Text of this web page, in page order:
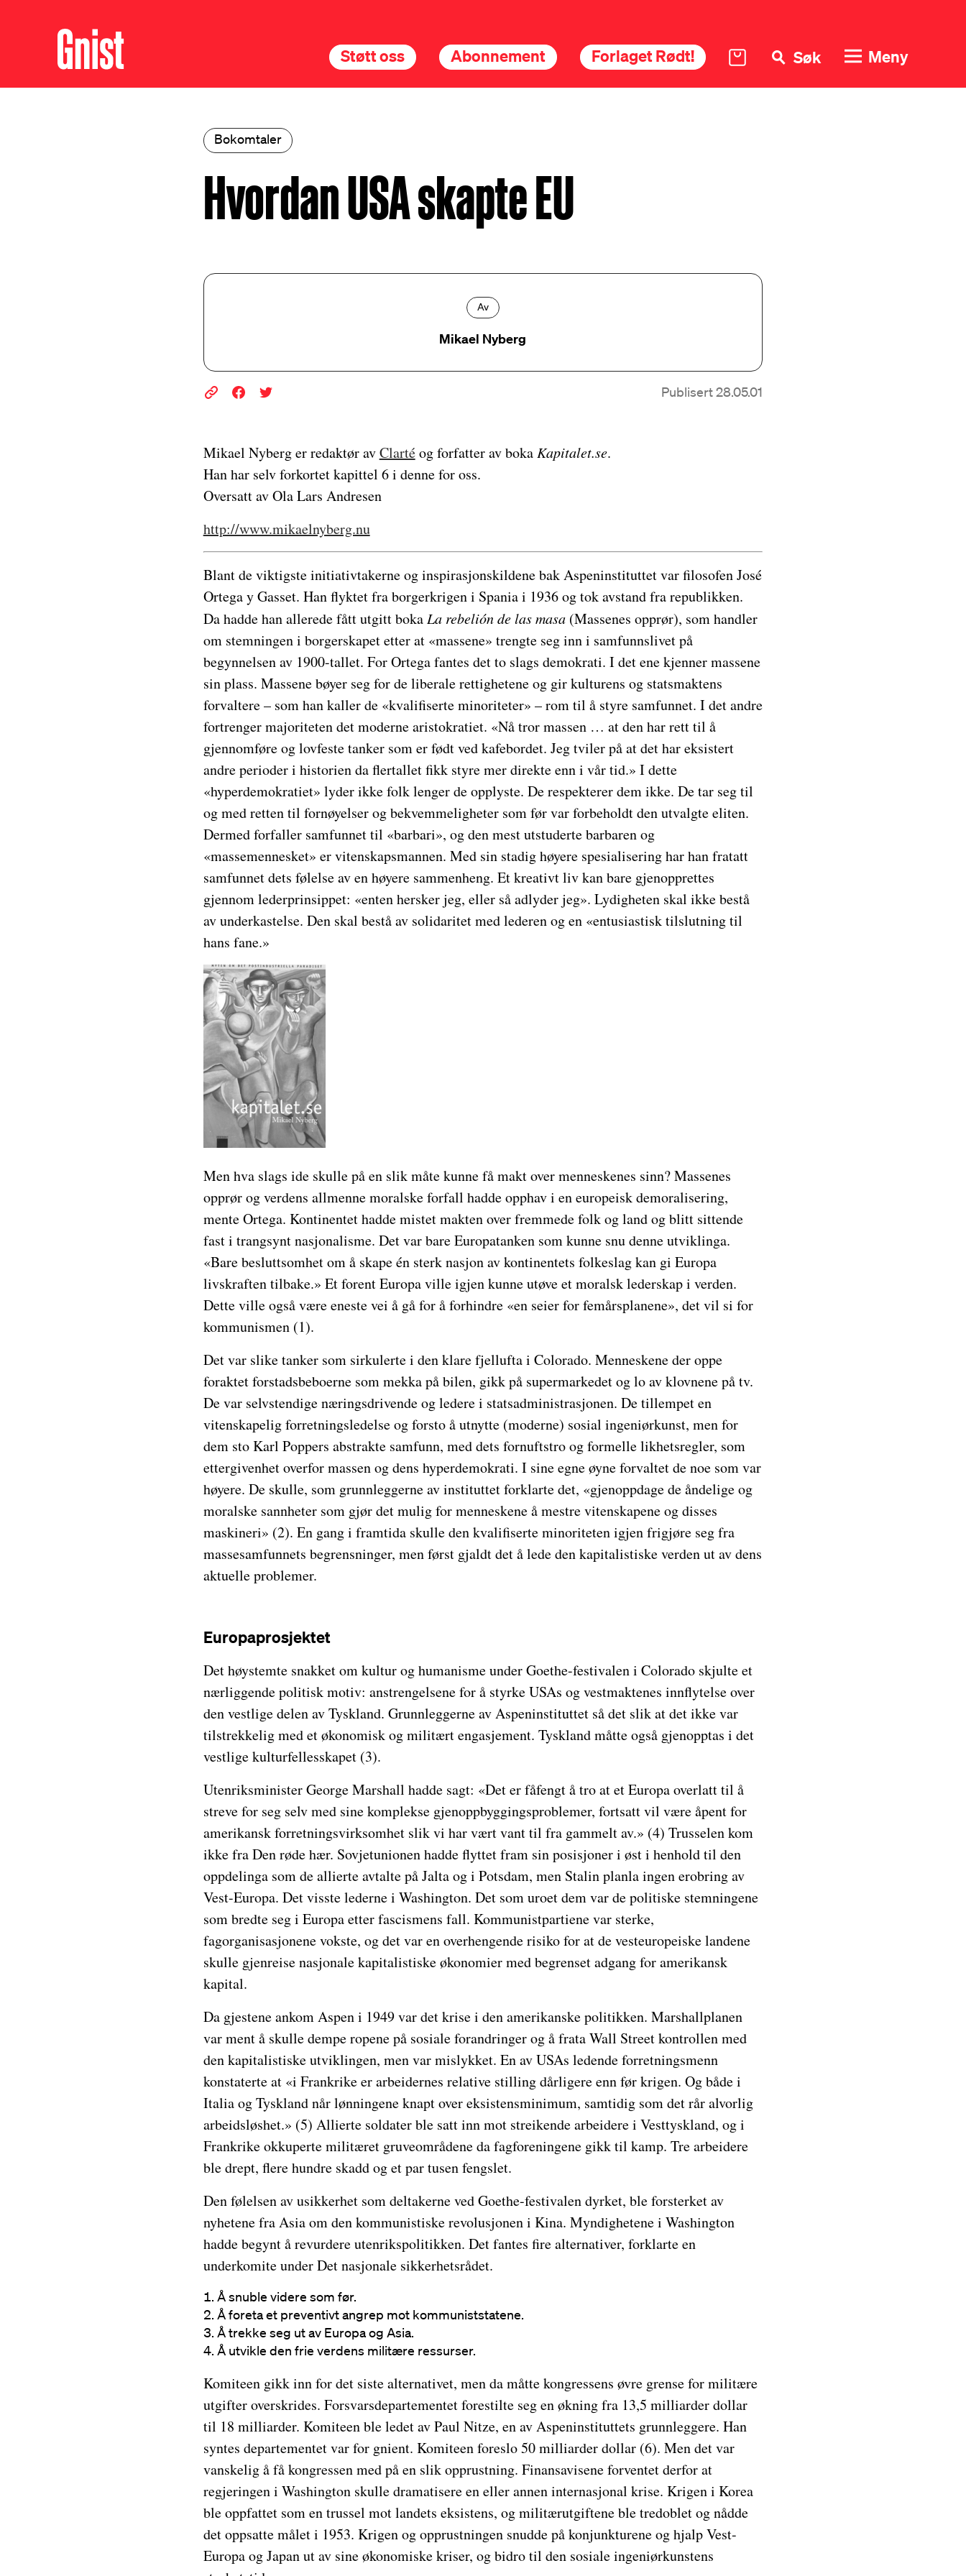
Støtt oss Abonnement Forlaget Rødt! Søk Meny
Bokomtaler
Hvordan USA skapte EU
Av
Mikael Nyberg
Publisert 28.05.01
Mikael Nyberg er redaktør avClartéog forfatter av boka Kapitalet.se.
Han har selv forkortet kapittel 6 i denne for oss.
Oversatt av Ola Lars Andresen
http://www.mikaelnyberg.nu
Blant de viktigste initiativtakerne og inspirasjonskildene bak Aspeninstituttet var filosofen José
Ortega y Gasset. Han flyktet fra borgerkrigen i Spania i 1936 og tok avstand fra republikken.
Da hadde han allerede fått utgitt boka La rebelión de las masa(Massenes opprør), som handler
om stemningen i borgerskapet etter at «massene» trengte seg inn i samfunnslivet på
begynnelsen av 1900-tallet. For Ortega fantes det to slags demokrati. I det ene kjenner massene
sin plass. Massene bøyer seg for de liberale rettighetene og gir kulturens og statsmaktens
forvaltere – som han kaller de «kvalifiserte minoriteter» – rom til å styre samfunnet. I det andre
fortrenger majoriteten det moderne aristokratiet. «Nå tror massen … at den har rett til å
gjennomføre og lovfeste tanker som er født ved kafebordet. Jeg tviler på at det har eksistert
andre perioder i historien da flertallet fikk styre mer direkte enn i vår tid.» I dette
«hyperdemokratiet» lyder ikke folk lenger de opplyste. De respekterer dem ikke. De tar seg til
og med retten til fornøyelser og bekvemmeligheter som før var forbeholdt den utvalgte eliten.
Dermed forfaller samfunnet til «barbari», og den mest utstuderte barbaren og
«massemennesket» er vitenskapsmannen. Med sin stadig høyere spesialisering har han fratatt
samfunnet dets følelse av en høyere sammenheng. Et kreativt liv kan bare gjenopprettes
gjennom lederprinsippet: «enten hersker jeg, eller så adlyder jeg». Lydigheten skal ikke bestå
av underkastelse. Den skal bestå av solidaritet med lederen og en «entusiastisk tilslutning til
hans fane.»
Men hva slags ide skulle på en slik måte kunne få makt over menneskenes sinn? Massenes
opprør og verdens allmenne moralske forfall hadde opphav i en europeisk demoralisering,
mente Ortega. Kontinentet hadde mistet makten over fremmede folk og land og blitt sittende
fast i trangsynt nasjonalisme. Det var bare Europatanken som kunne snu denne utviklinga.
«Bare besluttsomhet om å skape én sterk nasjon av kontinentets folkeslag kan gi Europa
livskraften tilbake.» Et forent Europa ville igjen kunne utøve et moralsk lederskap i verden.
Dette ville også være eneste vei å gå for å forhindre «en seier for femårsplanene», det vil si for
kommunismen (1).
Det var slike tanker som sirkulerte i den klare fjellufta i Colorado. Menneskene der oppe
foraktet forstadsbeboerne som mekka på bilen, gikk på supermarkedet og lo av klovnene på tv.
De var selvstendige næringsdrivende og ledere i statsadministrasjonen. De tillempet en
vitenskapelig forretningsledelse og forsto å utnytte (moderne) sosial ingeniørkunst, men for
dem sto Karl Poppers abstrakte samfunn, med dets fornuftstro og formelle likhetsregler, som
ettergivenhet overfor massen og dens hyperdemokrati. I sine egne øyne forvaltet de noe som var
høyere. De skulle, som grunnleggerne av instituttet forklarte det, «gjenoppdage de åndelige og
moralske sannheter som gjør det mulig for menneskene å mestre vitenskapene og disses
maskineri» (2). En gang i framtida skulle den kvalifiserte minoriteten igjen frigjøre seg fra
massesamfunnets begrensninger, men først gjaldt det å lede den kapitalistiske verden ut av dens
aktuelle problemer.
Europaprosjektet
Det høystemte snakket om kultur og humanisme under Goethe-festivalen i Colorado skjulte et
nærliggende politisk motiv: anstrengelsene for å styrke USAs og vestmaktenes innflytelse over
den vestlige delen av Tyskland. Grunnleggerne av Aspeninstituttet så det slik at det ikke var
tilstrekkelig med et økonomisk og militært engasjement. Tyskland måtte også gjenopptas i det
vestlige kulturfellesskapet (3).
Utenriksminister George Marshall hadde sagt: «Det er fåfengt å tro at et Europa overlatt til å
streve for seg selv med sine komplekse gjenoppbyggingsproblemer, fortsatt vil være åpent for
amerikansk forretningsvirksomhet slik vi har vært vant til fra gammelt av.» (4) Trusselen kom
ikke fra Den røde hær. Sovjetunionen hadde flyttet fram sin posisjoner i øst i henhold til den
oppdelinga som de allierte avtalte på Jalta og i Potsdam, men Stalin planla ingen erobring av
Vest-Europa. Det visste lederne i Washington. Det som uroet dem var de politiske stemningene
som bredte seg i Europa etter fascismens fall. Kommunistpartiene var sterke,
fagorganisasjonene vokste, og det var en overhengende risiko for at de vesteuropeiske landene
skulle gjenreise nasjonale kapitalistiske økonomier med begrenset adgang for amerikansk
kapital.
Da gjestene ankom Aspen i 1949 var det krise i den amerikanske politikken. Marshallplanen
var ment å skulle dempe ropene på sosiale forandringer og å frata Wall Street kontrollen med
den kapitalistiske utviklingen, men var mislykket. En av USAs ledende forretningsmenn
konstaterte at «i Frankrike er arbeidernes relative stilling dårligere enn før krigen. Og både i
Italia og Tyskland når lønningene knapt over eksistensminimum, samtidig som det rår alvorlig
arbeidsløshet.» (5) Allierte soldater ble satt inn mot streikende arbeidere i Vesttyskland, og i
Frankrike okkuperte militæret gruveområdene da fagforeningene gikk til kamp. Tre arbeidere
ble drept, flere hundre skadd og et par tusen fengslet.
Den følelsen av usikkerhet som deltakerne ved Goethe-festivalen dyrket, ble forsterket av
nyhetene fra Asia om den kommunistiske revolusjonen i Kina. Myndighetene i Washington
hadde begynt å revurdere utenrikspolitikken. Det fantes fire alternativer, forklarte en
underkomite under Det nasjonale sikkerhetsrådet.
Å snuble videre som før.
Å foreta et preventivt angrep mot kommuniststatene.
Å trekke seg ut av Europa og Asia.
Å utvikle den frie verdens militære ressurser.
Komiteen gikk inn for det siste alternativet, men da måtte kongressens øvre grense for militære
utgifter overskrides. Forsvarsdepartementet forestilte seg en økning fra 13,5 milliarder dollar
til 18 milliarder. Komiteen ble ledet av Paul Nitze, en av Aspeninstituttets grunnleggere. Han
syntes departementet var for gnient. Komiteen foreslo 50 milliarder dollar (6). Men det var
vanskelig å få kongressen med på en slik opprustning. Finansavisene forventet derfor at
regjeringen i Washington skulle dramatisere en eller annen internasjonal krise. Krigen i Korea
ble oppfattet som en trussel mot landets eksistens, og militærutgiftene ble tredoblet og nådde
det oppsatte målet i 1953. Krigen og opprustningen snudde på konjunkturene og hjalp Vest-
Europa og Japan ut av sine økonomiske kriser, og bidro til den sosiale ingeniørkunstens